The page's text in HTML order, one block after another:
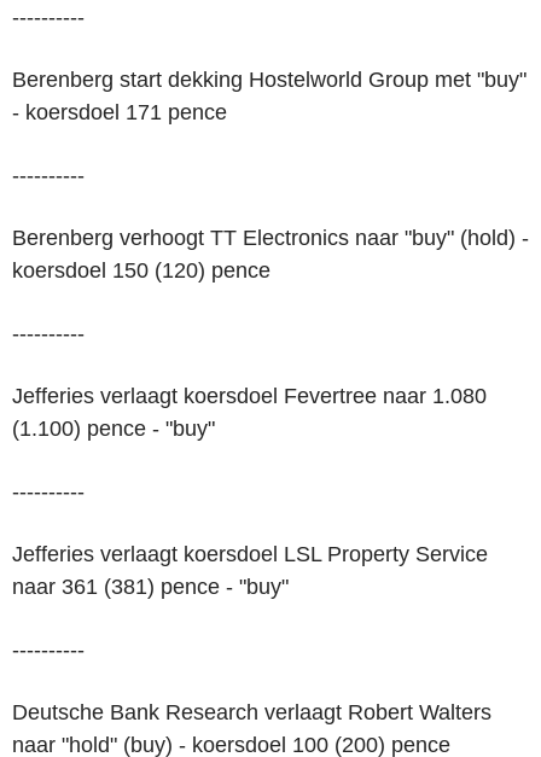
----------
Berenberg start dekking Hostelworld Group met "buy"
- koersdoel 171 pence
----------
Berenberg verhoogt TT Electronics naar "buy" (hold) -
koersdoel 150 (120) pence
----------
Jefferies verlaagt koersdoel Fevertree naar 1.080
(1.100) pence - "buy"
----------
Jefferies verlaagt koersdoel LSL Property Service
naar 361 (381) pence - "buy"
----------
Deutsche Bank Research verlaagt Robert Walters
naar "hold" (buy) - koersdoel 100 (200) pence